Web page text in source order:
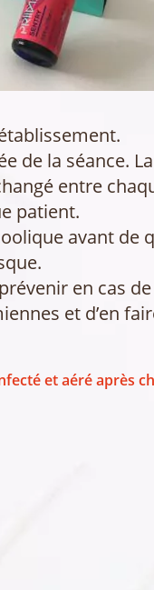
de la séance.
entre
patient.
avant de
en cas
et d’en
et aéré après